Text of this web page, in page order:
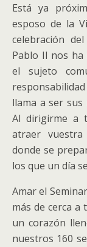
Está ya
esposo de la
celebración
Pablo II nos ha
el sujeto
llama a ser sus
Al dirigirme a
atraer
donde se
los que un día
Amar el
más de cerca a
un corazón
nuestros 160